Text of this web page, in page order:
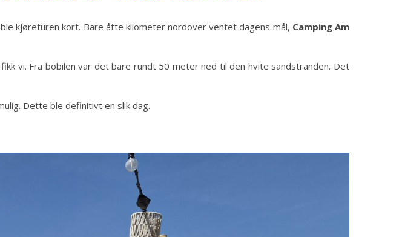
kjøreturen kort. Bare åtte kilometer nordover ventet dagens mål, Camping Am
vi. Fra bobilen var det bare rundt 50 meter ned til den hvite sandstranden. Det
Dette ble definitivt en slik dag.